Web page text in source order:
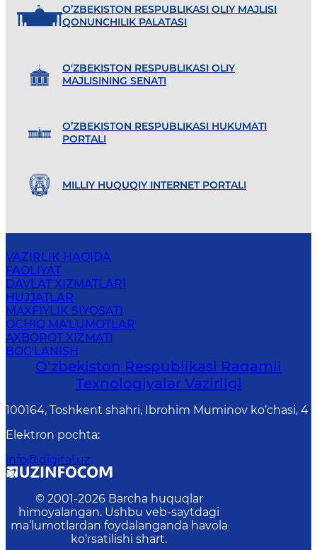
O’ZBEKISTON RESPUBLIKASI OLIY MAJLISI
QONUNCHILIK PALATASI
O'ZBEKISTON RESPUBLIKASI OLIY
MAJLISINING SENATI
O’ZBEKISTON RESPUBLIKASI HUKUMATI
PORTALI
MILLIY HUQUQIY INTERNET PORTALI
VAZIRLIK HAQIDA
FAOLIYAT
DAVLAT XIZMATLARI
HUJJATLAR
MAXFIYLIK SIYOSATI
OCHIQ MA'LUMOTLAR
AXBOROT XIZMATI
BOG'LANISH
O‘zbekiston Respublikasi Raqamli
Texnologiyalar Vazirligi
100164, Toshkent shahri, Ibrohim Muminov ko‘chasi, 4
Elektron pochta:
info@digital.uz
© 2001-2026 Barcha huquqlar
himoyalangan. Ushbu veb-saytdagi
ma’lumotlardan foydalanganda havola
ko‘rsatilishi shart.